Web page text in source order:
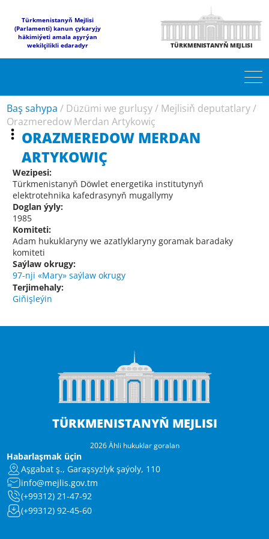
Türkmenistanyň Mejlisi
(Parlamenti) kanun çykaryjy
häkimiýeti amala aşyrýan
wekilçilikli edaradyr
TÜRKMENISTANYŇ MEJLISI
Baş sahypa / Düzümi we gurluşy/ Mejlisiň deputatlary/
Orazmeredow Merdan Artykowiç
ORAZMEREDOW MERDAN
ARTYKOWIÇ
Wezipesi:
Türkmenistanyň Döwlet energetika institutynyň
elektrotehnika kafedrasynyň mugallymy
Doglan ýyly:
1985
Komiteti:
Adam hukuklaryny we azatlyklaryny goramak baradaky
komiteti
Saýlaw okrugy:
97-nji «Mary» saýlaw okrugy
Terjimehaly:
Giňişleýin
TÜRKMENISTANYŇ MEJLISI
2026 Ähli hukuklar goralan
Habarlaşmak üçin
Aşgabat ş., Garaşsyzlyk şaýoly, 110
info@mejlis.gov.tm
(+99312) 21-47-92
(+99312) 92-45-60